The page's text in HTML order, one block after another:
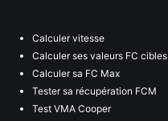
Calculer vitesse
Calculer ses valeurs FC cibles
Calculer sa FC Max
Tester sa récupération FCM
Test VMA Cooper